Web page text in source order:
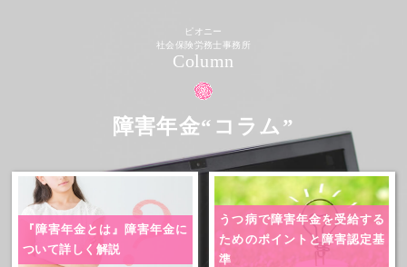
ピオニー
社会保険労務士事務所
Column
障害年金“コラム”
『障害年金とは』
障害年金に
ついて詳しく解説
うつ病で障害年金を受給する
ためのポイントと障害認定基
準